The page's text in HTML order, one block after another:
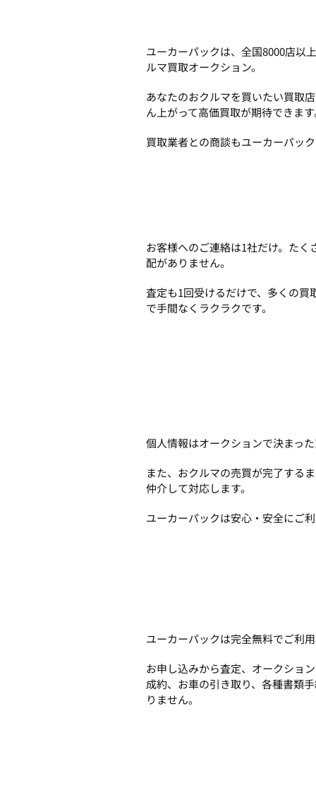
ユーカーパックは、全国8000店以
ルマ買取オークション。
あなたのおクルマを買いたい買取
ん上がって高価買取が期待できま
買取業者との商談もユーカーパッ
お客様へのご連絡は1社だけ。た
配がありません。
査定も1回受けるだけで、多くの
で手間なくラクラクです。
個人情報はオークションで決まっ
また、おクルマの売買が完了する
仲介して対応します。
ユーカーパックは安心・安全にご
ユーカーパックは完全無料でご利
お申し込みから査定、オークショ
成約、お車の引き取り、各種書類
りません。